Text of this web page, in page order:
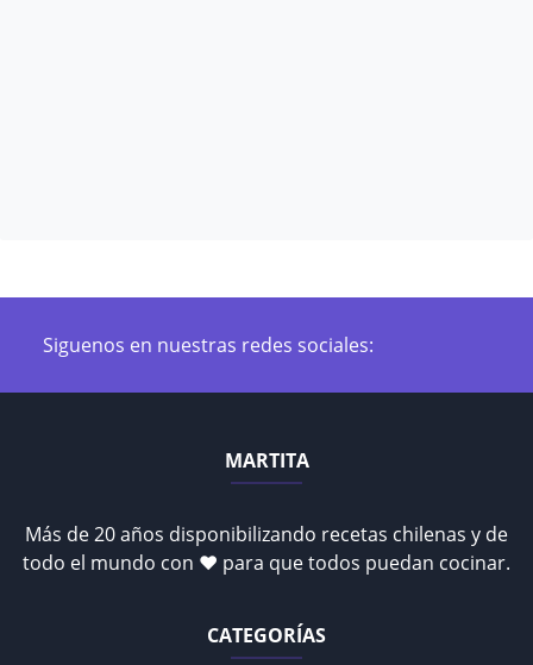
Siguenos en nuestras redes sociales:
MARTITA
Más de 20 años disponibilizando recetas chilenas y de
todo el mundo con ♥ para que todos puedan cocinar.
CATEGORÍAS